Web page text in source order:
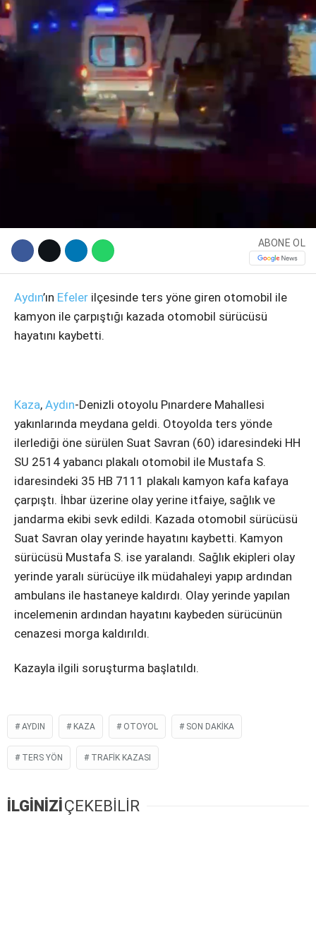
Instagram
ABONE OL
Aydın’ın Efeler ilçesinde ters yöne giren otomobil ile
kamyon ile çarpıştığı kazada otomobil sürücüsü
hayatını kaybetti.
Kaza, Aydın-Denizli otoyolu Pınardere Mahallesi
yakınlarında meydana geldi. Otoyolda ters yönde
ilerlediği öne sürülen Suat Savran (60) idaresindeki HH
SU 2514 yabancı plakalı otomobil ile Mustafa S.
idaresindeki 35 HB 7111 plakalı kamyon kafa kafaya
çarpıştı. İhbar üzerine olay yerine itfaiye, sağlık ve
jandarma ekibi sevk edildi. Kazada otomobil sürücüsü
Suat Savran olay yerinde hayatını kaybetti. Kamyon
sürücüsü Mustafa S. ise yaralandı. Sağlık ekipleri olay
yerinde yaralı sürücüye ilk müdahaleyi yapıp ardından
ambulans ile hastaneye kaldırdı. Olay yerinde yapılan
incelemenin ardından hayatını kaybeden sürücünün
cenazesi morga kaldırıldı.
Kazayla ilgili soruşturma başlatıldı.
AYDIN KAZA OTOYOL SON DAKIKA
TERS YÖN TRAFIK KAZASI
İLGİNİZİ ÇEKEBİLİR